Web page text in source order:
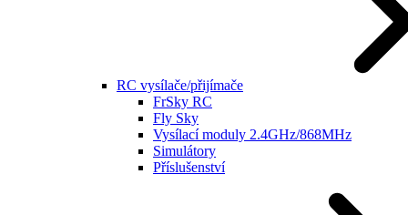
RC vysílače/přijímače
FrSky RC
Fly Sky
Vysílací moduly 2.4GHz/868MHz
Simulátory
Příslušenství